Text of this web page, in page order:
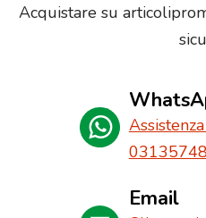
Acquistare su
Email